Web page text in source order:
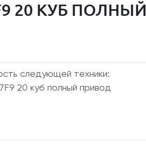
20 КУБ ПОЛНЫЙ